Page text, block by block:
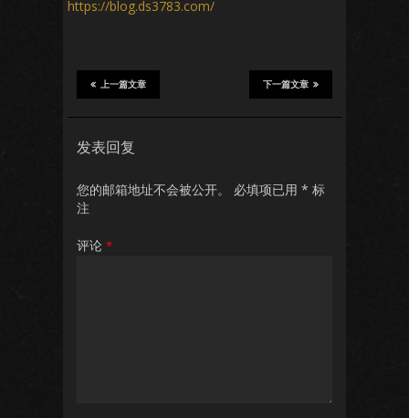
https://blog.ds3783.com/
下一篇文章
上一篇文章
发表回复
您的邮箱地址不会被公开。 必填项已用 * 标
注
评论 *